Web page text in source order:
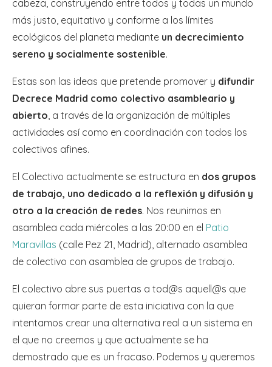
cabeza, construyendo entre todos y todas un mundo
más justo, equitativo y conforme a los límites
ecológicos del planeta mediante un decrecimiento
sereno y socialmente sostenible.
Estas son las ideas que pretende promover y difundir
Decrece Madrid como colectivo asambleario y
abierto, a través de la organización de múltiples
actividades así como en coordinación con todos los
colectivos afines.
El Colectivo actualmente se estructura en dos grupos
de trabajo, uno dedicado a la reflexión y difusión y
otro a la creación de redes. Nos reunimos en
asamblea cada miércoles a las 20:00 en el Patio
Maravillas (calle Pez 21, Madrid), alternado asamblea
de colectivo con asamblea de grupos de trabajo.
El colectivo abre sus puertas a tod@s aquell@s que
quieran formar parte de esta iniciativa con la que
intentamos crear una alternativa real a un sistema en
el que no creemos y que actualmente se ha
demostrado que es un fracaso. Podemos y queremos